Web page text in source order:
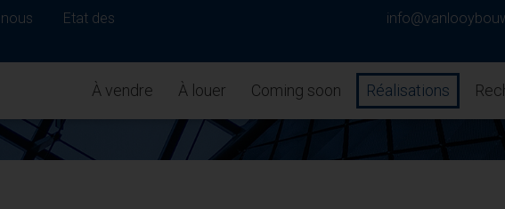
Etat des
À vendre À louer Coming soon Réalisations